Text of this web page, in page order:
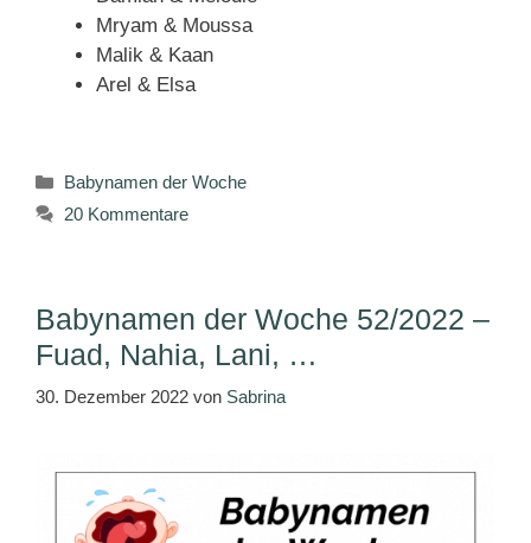
Mryam & Moussa
Malik & Kaan
Arel & Elsa
Kategorien
Babynamen der Woche
20 Kommentare
Babynamen der Woche 52/2022 –
Fuad, Nahia, Lani, …
30. Dezember 2022 von Sabrina